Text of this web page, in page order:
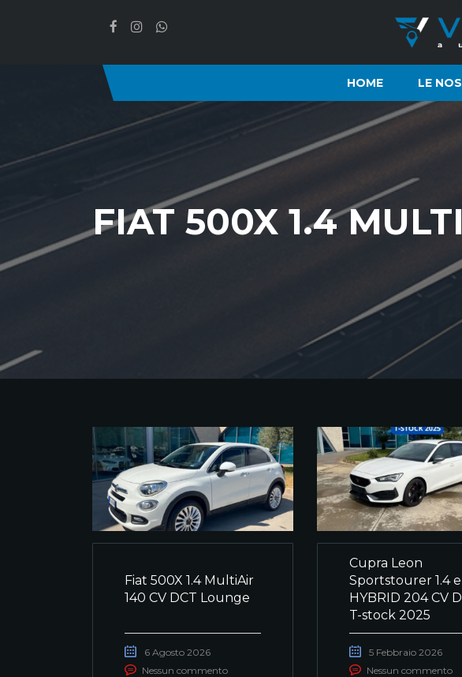
HOME LE
FIAT 500X 1.4
Fiat 500X 1.4 MultiAir
140 CV DCT Lounge
6 Agosto 2026
Nessun commento
Cupra Leon
Sportstourer 1.4
HYBRID 204 CV
T-stock 2025
5 Febbraio 2026
Nessun commento